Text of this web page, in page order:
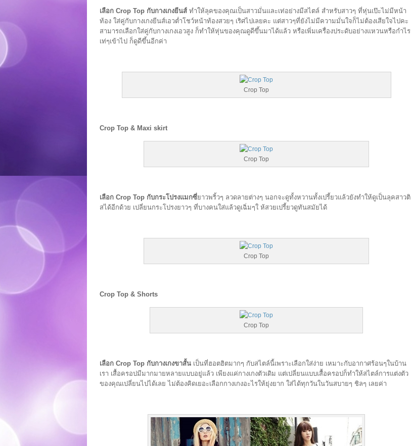
เลือก Crop Top กับกางเกงยีนส์ ทำให้ลุคของคุณเป็นสาวมั่นและเท่อย่างมีสไตล์ สำหรับสาวๆ ที่หุ่นเป๊ะไม่มีหน้า
ท้อง ใส่คู่กับกางเกงยีนส์เอวต่ำโชว์หน้าท้องสวยๆ เริศไปเลยคะ แต่สาวๆที่ยังไม่มีความมั่นใจก็ไม่ต้องเสียใจไปคะ
สามารถเลือกใส่คู่กับกางเกงเอวสูง ก็ทำให้หุ่นของคุณดูดีขึ้นมาได้แล้ว หรือเพิ่มเครื่องประดับอย่างแหวนหรือกำไร
เท่ๆเข้าไป ก็ดูดีขึ้นอีกค่า
Crop Top
Crop Top & Maxi skirt
Crop Top
เลือก Crop Top กับกระโปรงแมกซี่ยาวพริ้วๆ ลวดลายต่างๆ นอกจะดูทั้งหวานทั้งเปรี้ยวแล้วยังทำให้ดูเป็นลุคสาวติ
สได้อีกด้วย เปลี่ยนกระโปรงยาวๆ ที่บางคนใส่แล้วดูเฉิ่มๆใ ห้สวยเปรี้ยวดูทันสมัยได้
Crop Top
Crop Top & Shorts
Crop Top
เลือก Crop Top กับกางเกงขาสั้น เป็นที่ฮอตฮิตมากๆ กับสไตล์นี้เพราะเลือกใส่ง่าย เหมาะกับอากาศร้อนๆในบ้าน
เรา เสื้อครอปมีมากมายหลายแบบอยู่แล้ว เพียงแค่กางเกงตัวเดิม แต่เปลี่ยนแบบเสื้อครอปก็ทำให้สไตล์การแต่งตัว
ของคุณเปลี่ยนไปได้เลย ไม่ต้องคิดเยอะเลือกกางเกงอะไรให้ยุ่งยาก ใส่ได้ทุกวันในวันสบายๆ ชิลๆ เลยค่า